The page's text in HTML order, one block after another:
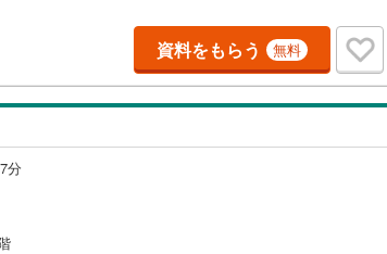
後、物件の売買契約を締結。（4）本申込※:契約と同時に
（5）金銭消費貸借契約※:銀行と融資を受けるための契約
引き渡し:残金の支払いをして物件の引き渡しを受けま
場合のみ。（1）から（6）まで約1ケ月の場合が多いです。
資料をもらう 無料
分
オール電化（0）